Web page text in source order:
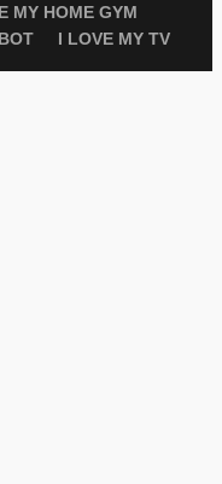
MY HOME GYM
I LOVE MY TV